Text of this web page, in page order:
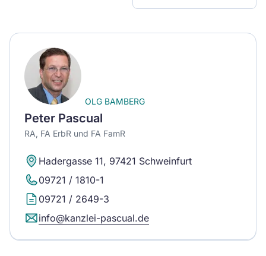
OLG BAMBERG
Peter Pascual
RA, FA ErbR und FA FamR
Hadergasse 11, 97421 Schweinfurt
09721 / 1810-1
09721 / 2649-3
info@kanzlei-pascual.de